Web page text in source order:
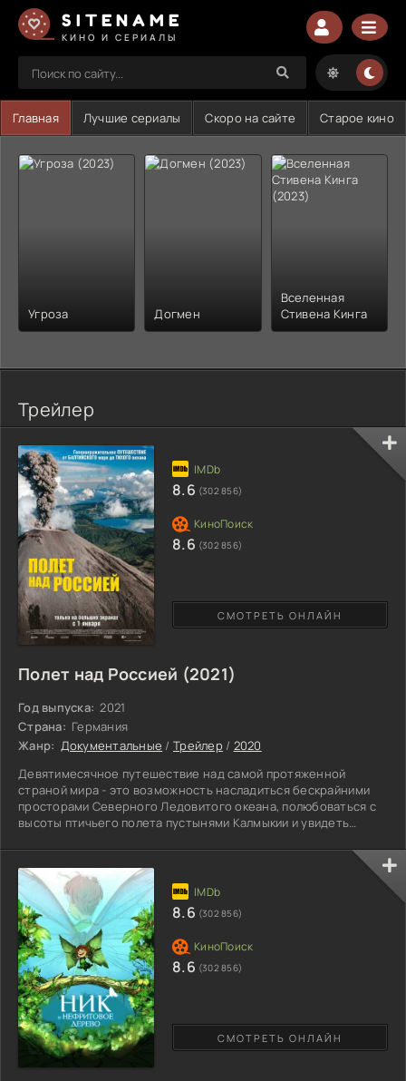
SITENAME
КИНО И СЕРИАЛЫ
Главная Лучшие сериалы Скоро на сайте Старое кино
Угроза Догмен
Вселенная
Стивена Кинга
Трейлер
Полет над Россией (2021)
Год выпуска: 2021
Страна: Германия
Жанр: Документальные / Трейлер/ 2020
Девятимесячное путешествие над самой протяженной
страной мира - это возможность насладиться бескрайними
просторами Северного Ледовитого океана, полюбоваться с
высоты птичьего полета пустынями Калмыкии и увидеть
своих территорий: степи, горы, леса, морские побережья,
холодные земли Сибири... Россия прекрасна в каждом своем
проявлении. Задача операторов - снять не просто
документальный фильм, в котором будут зафиксированы
красоты и
СМОТРЕТЬ ОНЛАЙН
8.6 (302 856)
8.6 (302 856)
СМОТРЕТЬ ОНЛАЙН
8.6 (302 856)
8.6 (302 856)